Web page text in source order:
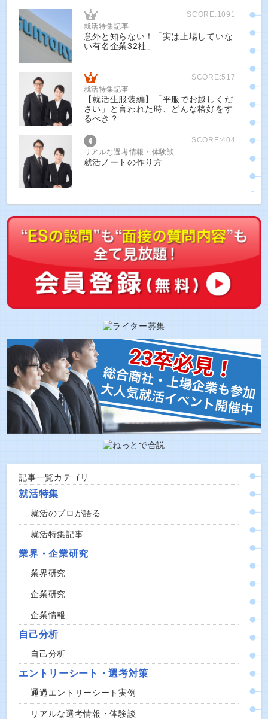
SCORE:1091
就活特集記事
意外と知らない！「実は上場していな
い有名企業32社」
SCORE:517
就活特集記事
【就活生服装編】「平服でお越しくだ
さい」と言われた時、どんな格好をす
るべき？
SCORE:404
リアルな選考情報・体験談
就活ノートの作り方
記事一覧カテゴリ
就活特集
就活のプロが語る
就活特集記事
業界・企業研究
業界研究
企業研究
企業情報
自己分析
自己分析
エントリーシート・選考対策
通過エントリーシート実例
リアルな選考情報・体験談